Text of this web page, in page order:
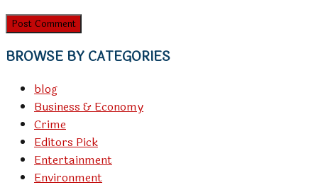
BROWSE BY CATEGORIES
blog
Business & Economy
Crime
Editors Pick
Entertainment
Environment